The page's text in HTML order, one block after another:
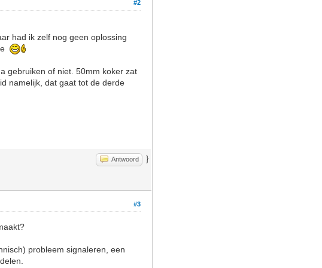
#2
had ik zelf nog geen oplossing
gebruiken of niet. 50mm koker zat
namelijk, dat gaat tot de derde
Antwoord }
#3
probleem signaleren, een